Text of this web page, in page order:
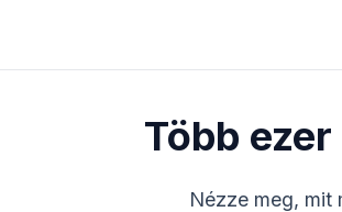
Több
Nézze meg, mit